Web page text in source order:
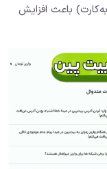
باعث افزایش